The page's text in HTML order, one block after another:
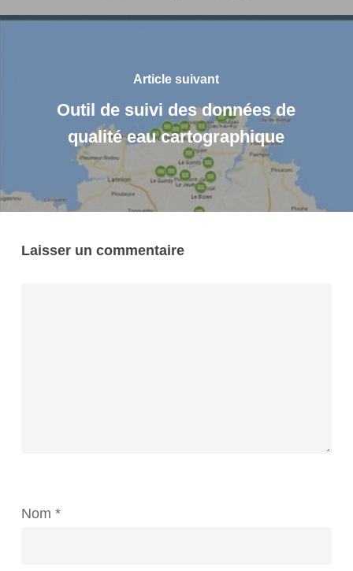
Article suivant
Outil de suivi des données de
qualité eau cartographique
Laisser un commentaire
Nom *